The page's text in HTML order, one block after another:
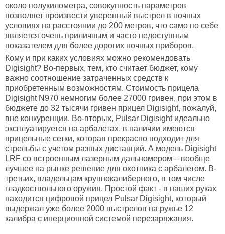
около полукилометра, совокупность параметров
позволяет произвести уверенный выстрел в ночных
условиях на расстоянии до 200 метров, что само по себе
является очень приличным и часто недоступным
показателем для более дорогих ночных приборов.
Кому и при каких условиях можно рекомендовать
Digisight? Во-первых, тем, кто считает бюджет, кому
важно соотношение затраченных средств к
приобретенным возможностям. Стоимость прицела
Digisight N970 немногим более 27000 гривен, при этом в
бюджете до 32 тысячи гривен прицел Digisight, пожалуй,
вне конкуренции. Во-вторых, Pulsar Digisight идеально
эксплуатируется на арбалетах, в наличии имеются
прицельные сетки, которая прекрасно подходит для
стрельбы с учетом разных дистанций. А модель Digisight
LRF со встроенным лазерным дальномером – вообще
лучшее на рынке решение для охотника с арбалетом. В-
третьих, владельцам крупнокалиберного, в том числе
гладкоствольного оружия. Простой факт - в наших руках
находится цифровой прицел Pulsar Digisight, который
выдержал уже более 2000 выстрелов на ружье 12
калибра с инерционной системой перезаряжания.